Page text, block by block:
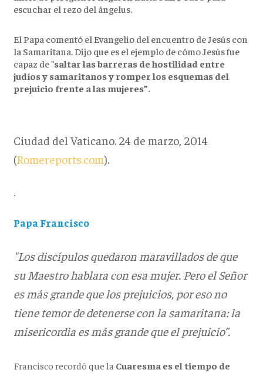
escuchar el rezo del ángelus.
El Papa comentó el Evangelio del encuentro de Jesús con
la Samaritana. Dijo que es el ejemplo de cómo Jesús fue
capaz de"saltar las barreras de hostilidad entre
judíos y samaritanos y romper los esquemas del
prejuicio frente a las mujeres”.
Ciudad del Vaticano. 24 de marzo, 2014
(Romereports.com).
.
Papa Francisco
"Los discípulos quedaron maravillados de que
su Maestro hablara con esa mujer. Pero el Señor
es más grande que los prejuicios, por eso no
tiene temor de detenerse con la samaritana: la
misericordia es más grande que el prejuicio”.
Francisco recordó que la Cuaresma es el tiempo de